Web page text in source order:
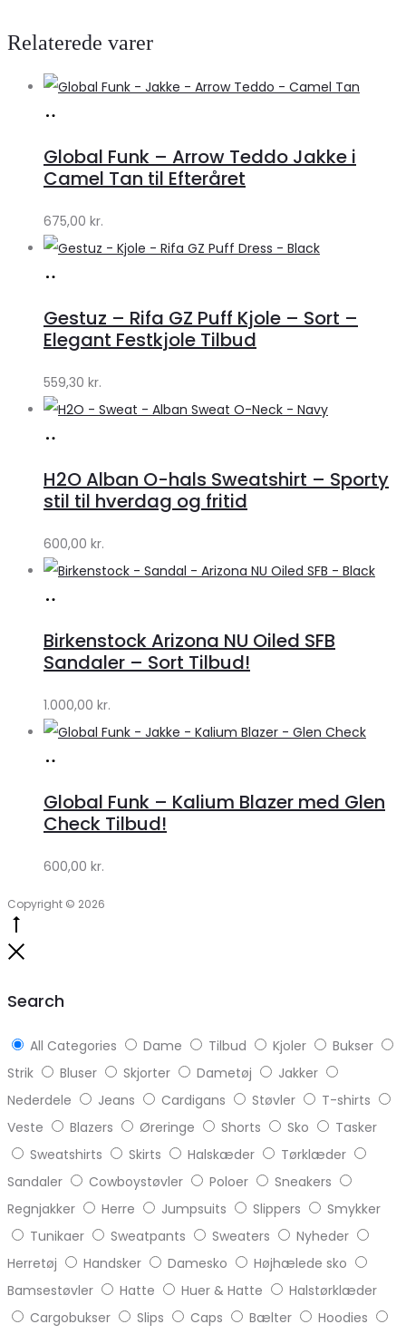
Relaterede varer
Lykke
Lykke
Global Funk – Arrow Teddo Jakke i
Camel Tan til Efteråret
675,00 kr.
Lykke
by
Lykke
Gestuz – Rifa GZ Puff Kjole – Sort –
Elegant Festkjole Tilbud
559,30 kr.
Lykke
Lykke
H2O Alban O-hals Sweatshirt – Sporty
stil til hverdag og fritid
600,00 kr.
Lykke
Lykke
Birkenstock Arizona NU Oiled SFB
Sandaler – Sort Tilbud!
1.000,00 kr.
Lykke
Lykke
Global Funk – Kalium Blazer med Glen
Check Tilbud!
600,00 kr.
Copyright © 2026
Search
All Categories Dame Tilbud Kjoler
Bukser
Strik
Bluser Skjorter Dametøj
Jakker
Nederdele
Jeans Cardigans Støvler
T-shirts
Veste
Blazers Øreringe Shorts Sko
Tasker
Sweatshirts
Skirts Halskæder
Tørklæder
Sandaler
Cowboystøvler Poloer
Sneakers
Regnjakker
Herre Jumpsuits Slippers
Smykker
Tunikaer
Sweatpants Sweaters
Nyheder
Herretøj
Handsker Damesko
Højhælede sko
Bamsestøvler
Hatte Huer & Hatte
Halstørklæder
Cargobukser
Slips Caps Bælter
Hoodies